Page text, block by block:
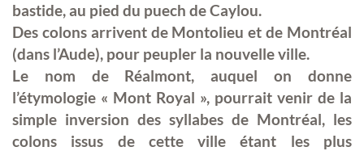
bastide, au pied du puech de Caylou.
Des colons arrivent de Montolieu et de Montréal
(dans l’Aude), pour peupler la nouvelle ville.
Le nom de Réalmont, auquel on donne
l’étymologie « Mont Royal », pourrait venir de la
simple inversion des syllabes de Montréal, les
colons issus de cette ville étant les plus